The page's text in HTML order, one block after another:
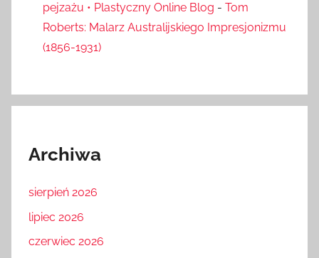
pejzażu • Plastyczny Online Blog - Tom
Roberts: Malarz Australijskiego Impresjonizmu
(1856-1931)
Archiwa
sierpień 2026
lipiec 2026
czerwiec 2026